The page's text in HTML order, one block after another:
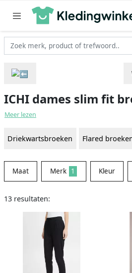
ICHI dames slim fit
Meer lezen
Driekwartsbroeken Flared
Maat Merk 1 Kleur
13 resultaten: